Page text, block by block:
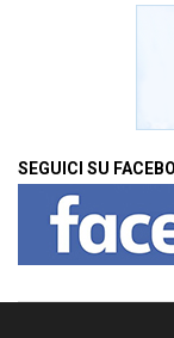
SEGUICI SU